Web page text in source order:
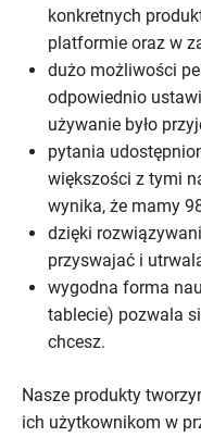
konkretnych
platformie oraz w
dużo możliwości
odpowiednio
używanie było
pytania
większości z tymi
wynika, że mamy
dzięki
przyswajać i
wygodna forma
tablecie) pozwala
chcesz.
Nasze produkty
ich użytkownikom w